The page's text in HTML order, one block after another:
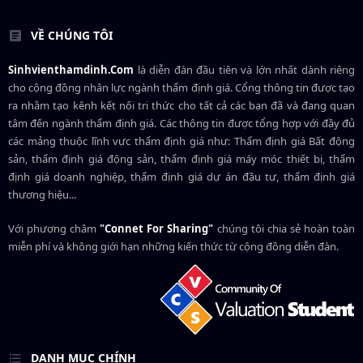
VỀ CHÚNG TÔI
Sinhvienthamdinh.Com là diễn đàn đầu tiên và lớn nhất dành riêng
cho cộng đồng nhân lực ngànhthẩm định giá. Cổng thông tin được tạo
ra nhằm tạo kênh kết nối tri thức cho tất cả các bạn đã và đang quan
tâm đến ngành thẩm định giá. Các thông tin được tổng hợp với đầy đủ
các mảng thuộc lĩnh vực thẩm định giá như: Thẩm định giá Bất động
sản, thẩm định giá động sản, thẩm định giá máy móc thiết bị, thẩm
định giá doanh nghiệp, thẩm định giá dự án đầu tư, thẩm định giá
thương hiệu...
Với phương châm"Connet For Sharing" chúng tôi chia sẻ hoàn toàn
miễn phí và không giới hạn những kiến thức từ cộng đồng diễn đàn.
DANH MỤC CHÍNH